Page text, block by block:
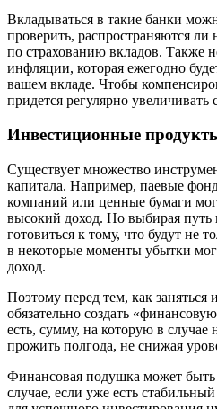
Вкладываться в такие банки
проверить, распространяются ли
по страхованию вкладов. Также
инфляции, которая ежегодно
вашем вкладе. Чтобы
придется регулярно увеличивать
Инвестиционные
Существует множество
капитала. Например, паевые
компаний или ценные бумаги
высокий доход. Но выбирая
готовиться к тому, что будут не
в некоторые моменты убытки
доход.
Поэтому перед тем, как
обязательно создать
есть, сумму, на которую в
прожить полгода, не снижая
Финансовая подушка может быть
случае, если уже есть